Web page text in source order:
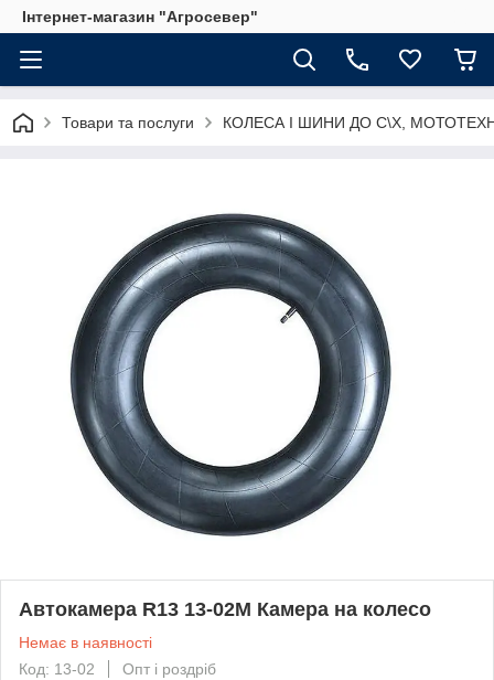
Інтернет-магазин "Агросевер"
Товари та послуги КОЛЕСА І ШИНИ ДО С\Х,
Автокамера R13 13-02М Камера на колесо
Немає в наявності
Код: 13-02
Опт і роздріб